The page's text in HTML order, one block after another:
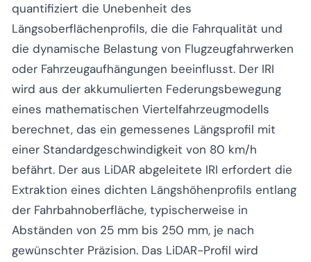
quantifiziert die Unebenheit des
Längsoberflächenprofils, die die Fahrqualität und
die dynamische Belastung von Flugzeugfahrwerken
oder Fahrzeugaufhängungen beeinflusst. Der IRI
wird aus der akkumulierten Federungsbewegung
eines mathematischen Viertelfahrzeugmodells
berechnet, das ein gemessenes Längsprofil mit
einer Standardgeschwindigkeit von 80 km/h
befährt. Der aus LiDAR abgeleitete IRI erfordert die
Extraktion eines dichten Längshöhenprofils entlang
der Fahrbahnoberfläche, typischerweise in
Abständen von 25 mm bis 250 mm, je nach
gewünschter Präzision. Das LiDAR-Profil wird